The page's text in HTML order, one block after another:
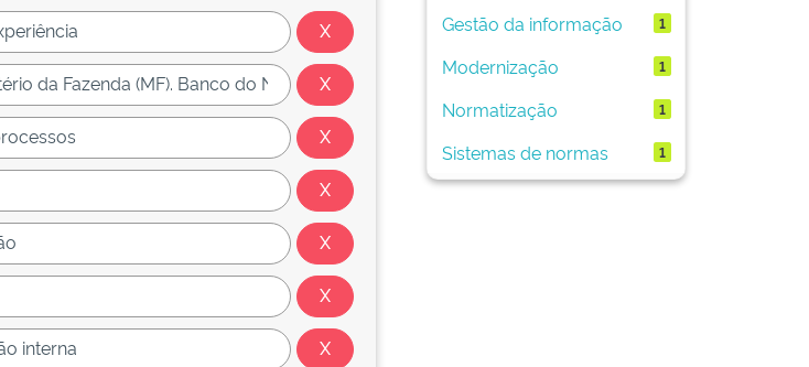
Gestão da informação 1
Modernização 1
Normatização 1
Sistemas de normas 1